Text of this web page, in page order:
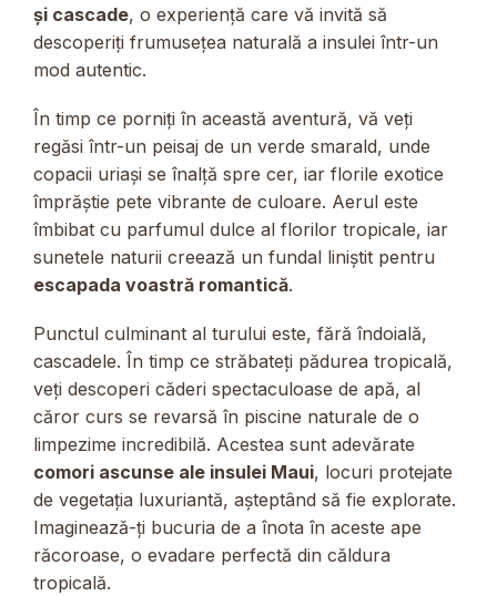
și cascade, o experiență care vă invită să
descoperiți frumusețea naturală a insulei într-un
mod autentic.
În timp ce porniți în această aventură, vă veți
regăsi într-un peisaj de un verde smarald, unde
copacii uriași se înalță spre cer, iar florile exotice
împrăștie pete vibrante de culoare. Aerul este
îmbibat cu parfumul dulce al florilor tropicale, iar
sunetele naturii creează un fundal liniștit pentru
escapada voastră romantică.
Punctul culminant al turului este, fără îndoială,
cascadele. În timp ce străbateți pădurea tropicală,
veți descoperi căderi spectaculoase de apă, al
căror curs se revarsă în piscine naturale de o
limpezime incredibilă. Acestea sunt adevărate
comori ascunse ale insulei Maui, locuri protejate
de vegetația luxuriantă, așteptând să fie explorate.
Imaginează-ți bucuria de a înota în aceste ape
răcoroase, o evadare perfectă din căldura
tropicală.